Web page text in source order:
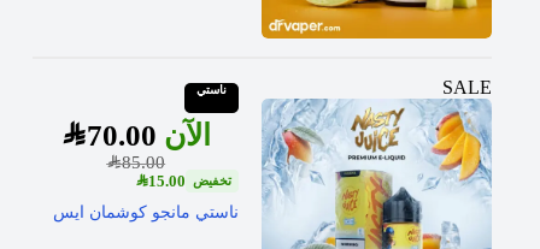
SALE ناستي
SAR85.00
SAR70.00
SAR15.00
ناستي مانجو كوشمان ايس